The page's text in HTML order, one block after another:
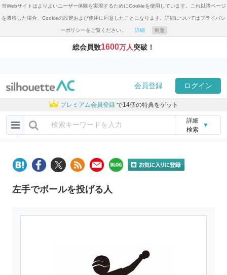
当Webサイトはよりよいユーザー体験を実現するためにCookieを使用しています。これ以降ページ
を遷移した場合、Cookieの設定および使用に同意したことになります。詳細についてはプライバシ
ーポリシーをご覧ください。 詳細 同意
総会員数1600万人突破！
会員登録 ログイン
プレミアム会員登録 で14個の特典をゲット
詳細
検索
▼
左手でボールを投げる人